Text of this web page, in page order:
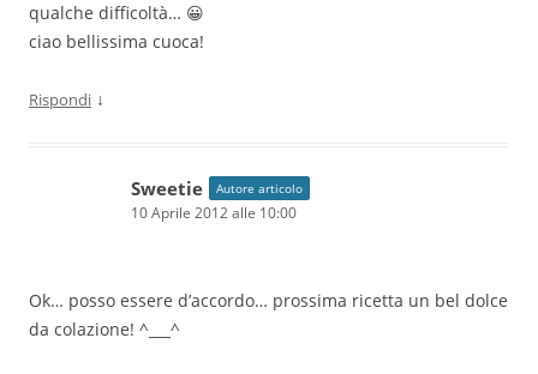
qualche difficoltà… 😀
ciao bellissima cuoca!
Rispondi ↓
Sweetie Autore articolo
10 Aprile 2012 alle 10:00
Ok… posso essere d’accordo… prossima ricetta un bel dolce
da colazione! ^___^